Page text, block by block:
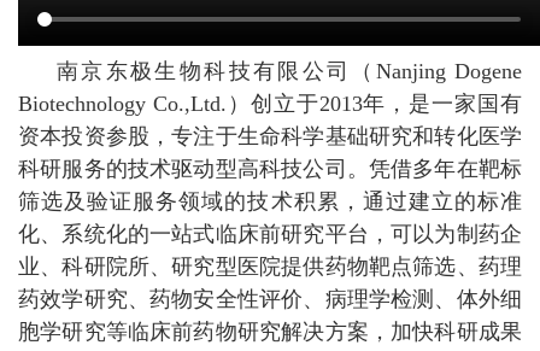
南京东极生物科技有限公司（Nanjing Dogene
Biotechnology Co.,Ltd.）创立于2013年，是一家国有
资本投资参股，专注于生命科学基础研究和转化医学
科研服务的技术驱动型高科技公司。凭借多年在靶标
筛选及验证服务领域的技术积累，通过建立的标准
化、系统化的一站式临床前研究平台，可以为制药企
业、科研院所、研究型医院提供药物靶点筛选、药理
药效学研究、药物安全性评价、病理学检测、体外细
胞学研究等临床前药物研究解决方案，加快科研成果